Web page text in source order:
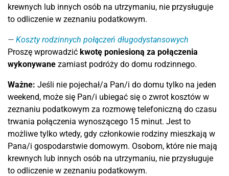
krewnych lub innych osób na utrzymaniu, nie przysługuje
to odliczenie w zeznaniu podatkowym.
Koszty rodzinnych połączeń długodystansowych
Proszę wprowadzić kwotę poniesioną za połączenia
wykonywane zamiast podróży do domu rodzinnego.
Ważne: Jeśli nie pojechał/a Pan/i do domu tylko na jeden
weekend, może się Pan/i ubiegać się o zwrot kosztów w
zeznaniu podatkowym za rozmowę telefoniczną do czasu
trwania połączenia wynoszącego 15 minut. Jest to
możliwe tylko wtedy, gdy członkowie rodziny mieszkają w
Pana/i gospodarstwie domowym. Osobom, które nie mają
krewnych lub innych osób na utrzymaniu, nie przysługuje
to odliczenie w zeznaniu podatkowym.